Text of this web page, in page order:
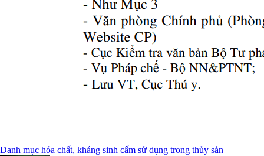
Danh mục hóa chất, kháng sinh cấm sử dụng trong thủy sản